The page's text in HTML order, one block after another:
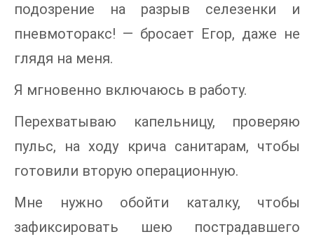
подозрение на разрыв селезенки и
пневмоторакс! — бросает Егор, даже не
глядя на меня.
Я мгновенно включаюсь в работу.
Перехватываю капельницу, проверяю
пульс, на ходу крича санитарам, чтобы
готовили вторую операционную.
Мне нужно обойти каталку, чтобы
зафиксировать шею пострадавшего